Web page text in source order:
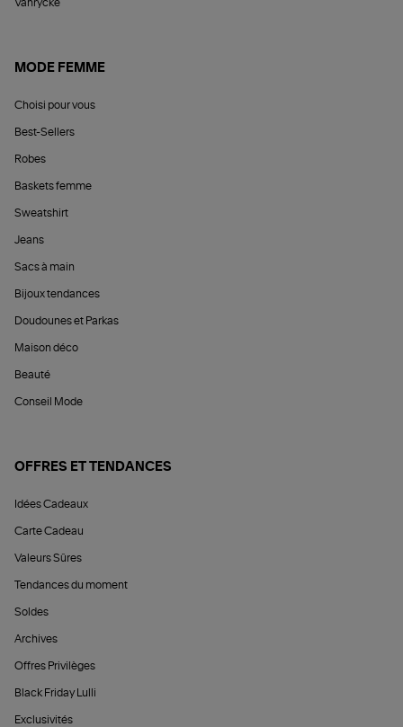
Vanrycke
MODE FEMME
Choisi pour vous
Best-Sellers
Robes
Baskets femme
Sweatshirt
Jeans
Sacs à main
Bijoux tendances
Doudounes et Parkas
Maison déco
Beauté
Conseil Mode
OFFRES ET TENDANCES
Idées Cadeaux
Carte Cadeau
Valeurs Sûres
Tendances du moment
Soldes
Archives
Offres Privilèges
Black Friday Lulli
Exclusivités